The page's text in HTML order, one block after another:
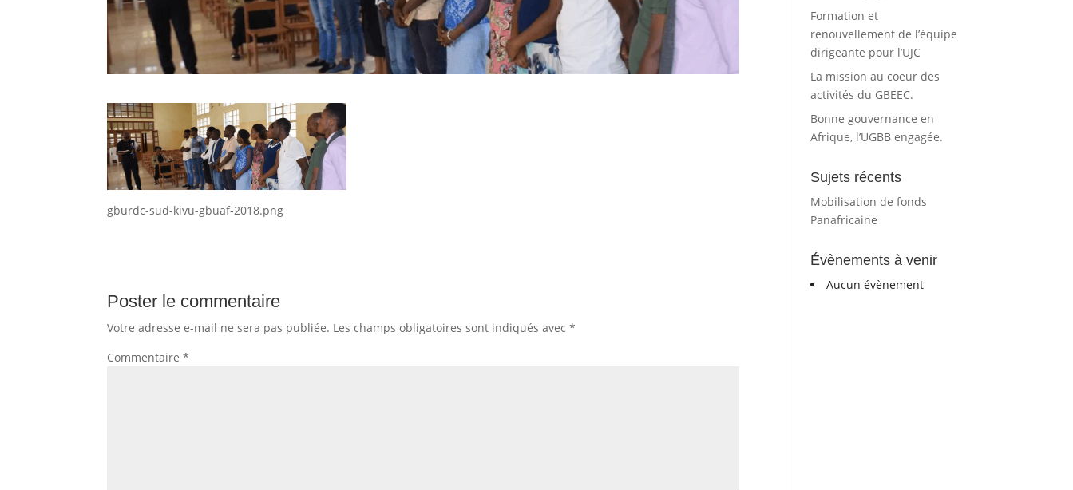
gburdc-sud-kivu-gbuaf-2018.png
Poster le commentaire
Votre adresse e-mail ne sera pas publiée. Les champs obligatoires sont indiqués avec*
Commentaire*
Formation et
renouvellement de l’équipe
dirigeante pour l’UJC
La mission au coeur des
activités du GBEEC.
Bonne gouvernance en
Afrique, l’UGBB engagée.
Sujets récents
Mobilisation de fonds
Panafricaine
Évènements à venir
Aucun évènement